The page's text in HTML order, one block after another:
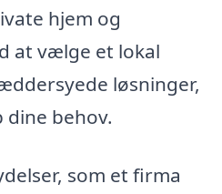
hjem og
at vælge et lokal
løsninger,
dine behov.
som et firma